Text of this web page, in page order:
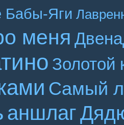
Бабы-Яги
меня
Золотой
Самый
аншлаг